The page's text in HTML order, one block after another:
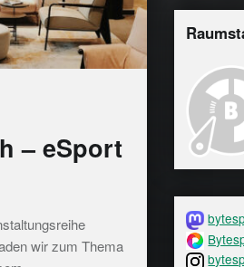
– eSport
wir zum Thema